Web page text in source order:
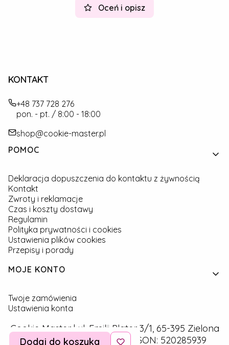
Oceń i opisz
KONTAKT
+48 737 728 276
pon. - pt. / 8:00 - 18:00
shop@cookie-master.pl
Linki w stopce
POMOC
Deklaracja dopuszczenia do kontaktu z żywnością
Kontakt
Zwroty i reklamacje
Czas i koszty dostawy
Regulamin
Polityka prywatności i cookies
Ustawienia plików cookies
Przepisy i porady
MOJE KONTO
Twoje zamówienia
Ustawienia konta
Cookie Master | ul. Emilii Plater 3/1, 65-395 Zielona
Góra | NIP: 9291757160 | REGON: 520285939
Dodaj do koszyka